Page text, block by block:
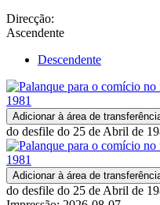
Direcção:
Ascendente
Descendente
Adicionar à área de
do desfile do 25 de Abril de
Adicionar à área de
do desfile do 25 de Abril de